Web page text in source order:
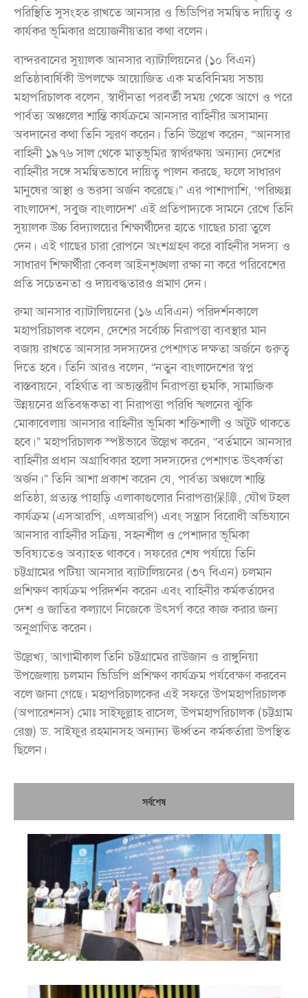
পরিস্থিতি সুসংহত রাখতে আনসার ও ভিডিপির সমন্বিত দায়িত্ব ও
কার্যকর ভূমিকার প্রয়োজনীয়তার কথা বলেন।
বান্দরবানের সুয়ালক আনসার ব্যাটালিয়নের (১০ বিএন)
প্রতিষ্ঠাবার্ষিকী উপলক্ষে আয়োজিত এক মতবিনিময় সভায়
মহাপরিচালক বলেন, স্বাধীনতা পরবর্তী সময় থেকে আগে ও পরে
পার্বত্য অঞ্চলের শান্তি কার্যক্রমে আনসার বাহিনীর অসামান্য
অবদানের কথা তিনি স্মরণ করেন। তিনি উল্লেখ করেন, “আনসার
বাহিনী ১৯৭৬ সাল থেকে মাতৃভূমির স্বার্থরক্ষায় অন্যান্য দেশের
বাহিনীর সঙ্গে সমন্বিতভাবে দায়িত্ব পালন করছে, ফলে সাধারণ
মানুষের আস্থা ও ভরসা অর্জন করেছে।” এর পাশাপাশি, ‘পরিচ্ছন্ন
বাংলাদেশ, সবুজ বাংলাদেশ’ এই প্রতিপাদ্যকে সামনে রেখে তিনি
সুয়ালক উচ্চ বিদ্যালয়ের শিক্ষার্থীদের হাতে গাছের চারা তুলে
দেন। এই গাছের চারা রোপনে অংশগ্রহণ করে বাহিনীর সদস্য ও
সাধারণ শিক্ষার্থীরা কেবল আইনশৃঙ্খলা রক্ষা না করে পরিবেশের
প্রতি সচেতনতা ও দায়বদ্ধতারও প্রমাণ দেন।
রুমা আনসার ব্যাটালিয়নের (১৬ এবিএন) পরিদর্শনকালে
মহাপরিচালক বলেন, দেশের সর্বোচ্চ নিরাপত্তা ব্যবস্থার মান
বজায় রাখতে আনসার সদস্যদের পেশাগত দক্ষতা অর্জনে গুরুত্ব
দিতে হবে। তিনি আরও বলেন, “নতুন বাংলাদেশের স্বপ্ন
বাস্তবায়নে, বহির্ঘাত বা অভ্যন্তরীণ নিরাপত্তা হুমকি, সামাজিক
উন্নয়নের প্রতিবন্ধকতা বা নিরাপত্তা পরিধি স্খলনের ঝুঁকি
মোকাবেলায় আনসার বাহিনীর ভূমিকা শক্তিশালী ও অটুট থাকতে
হবে।” মহাপরিচালক স্পষ্টভাবে উল্লেখ করেন, “বর্তমানে আনসার
বাহিনীর প্রধান অগ্রাধিকার হলো সদস্যদের পেশাগত উৎকর্ষতা
অর্জন।” তিনি আশা প্রকাশ করেন যে, পার্বত্য অঞ্চলে শান্তি
প্রতিষ্ঠা, প্রত্যন্ত পাহাড়ি এলাকাগুলোর নিরাপত্তা保障, যৌথ টহল
কার্যক্রম (এসআরপি, এলআরপি) এবং সন্ত্রাস বিরোধী অভিযানে
আনসার বাহিনীর সক্রিয়, সহনশীল ও পেশাদার ভূমিকা
ভবিষ্যতেও অব্যাহত থাকবে। সফরের শেষ পর্যায়ে তিনি
চট্টগ্রামের পটিয়া আনসার ব্যাটালিয়নের (৩৭ বিএন) চলমান
প্রশিক্ষণ কার্যক্রম পরিদর্শন করেন এবং বাহিনীর কর্মকর্তাদের
দেশ ও জাতির কল্যাণে নিজেকে উৎসর্গ করে কাজ করার জন্য
অনুপ্রাণিত করেন।
উল্লেখ্য, আগামীকাল তিনি চট্টগ্রামের রাউজান ও রাঙ্গুনিয়া
উপজেলায় চলমান ভিডিপি প্রশিক্ষণ কার্যক্রম পর্যবেক্ষণ করবেন
বলে জানা গেছে। মহাপরিচালকের এই সফরে উপমহাপরিচালক
(অপারেশনস) মোঃ সাইফুল্লাহ রাসেল, উপমহাপরিচালক (চট্টগ্রাম
রেঞ্জ) ড. সাইফুর রহমানসহ অন্যান্য ঊর্ধ্বতন কর্মকর্তারা উপস্থিত
ছিলেন।
সর্বশেষ